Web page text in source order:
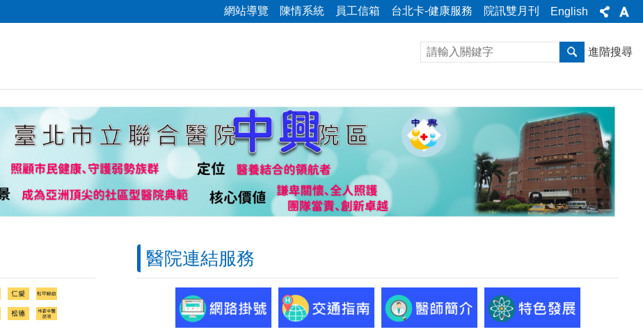
網站導覽 陳情系統 員工信箱 台北卡-健康服務 院訊雙月刊 English
進階搜尋
醫院連結服務